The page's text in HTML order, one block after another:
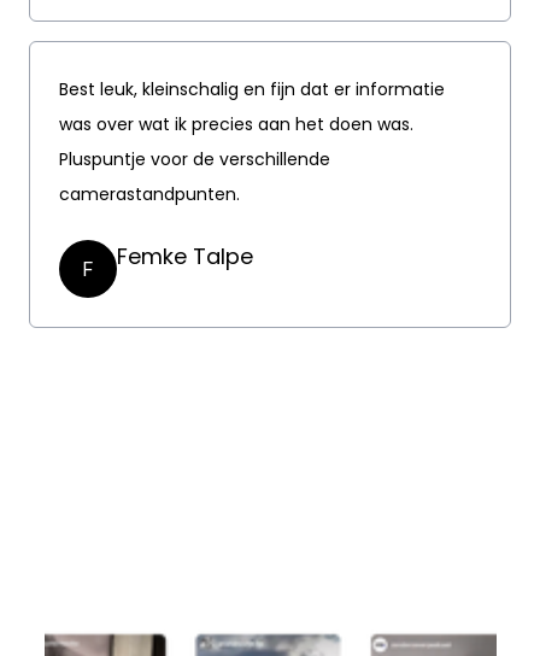
Best leuk, kleinschalig en fijn dat er informatie
was over wat ik precies aan het doen was.
Pluspuntje voor de verschillende
camerastandpunten.
F Femke Talpe